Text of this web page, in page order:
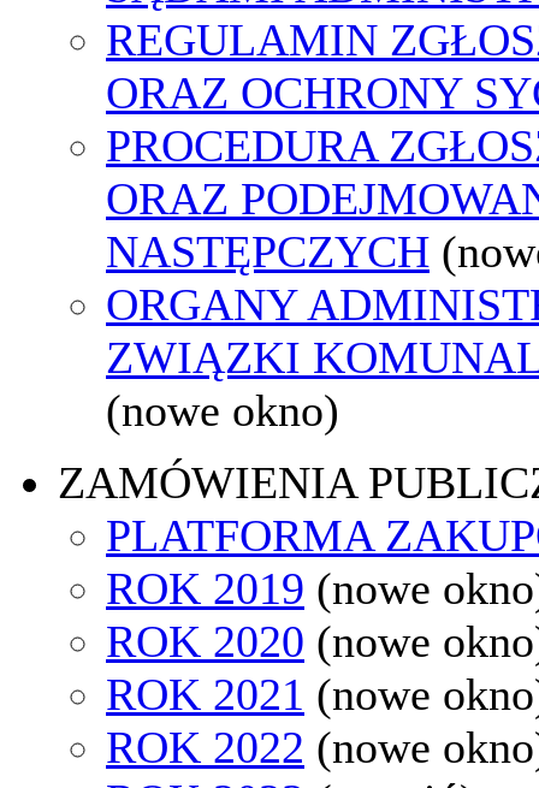
REGULAMIN
ORAZ OCHRONY
PROCEDURA
ORAZ
NASTĘPCZYCH
ORGANY
ZWIĄZKI
(nowe okno)
ZAMÓWIENIA
PLATFORMA
ROK 2019 (nowe
ROK 2020 (nowe
ROK 2021 (nowe
ROK 2022 (nowe